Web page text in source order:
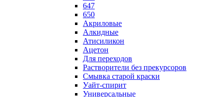
647
650
Акриловые
Алкидные
Атисиликон
Ацетон
Для переходов
Растворители без прекурсоров
Смывка старой краски
Уайт-спирит
Универсальные